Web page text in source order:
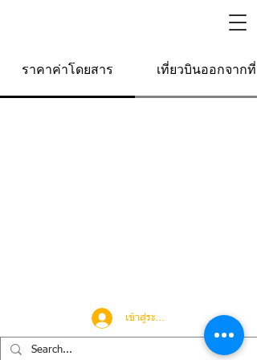
ราคาค่าโดยสาร เที่ยวบินออกจากที่นี่
เข้าสู่ระบบ